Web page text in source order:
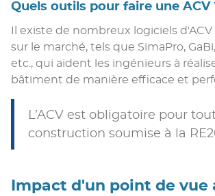
Quels outils pour faire une ACV
Il existe de nombreux logiciels
sur le marché, tels que SimaPro,
etc., qui aident les ingénieurs à
bâtiment de manière efficace et
L’ACV est obligatoire pour
construction soumise à la
Impact d'un point de vue